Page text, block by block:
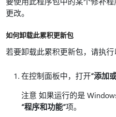
更改。
如何卸载此累积更新包
若要卸载此累积更新包，请执行
在控制面板中，打开“添加
注意 如果运行的是
“程序和功能”项。